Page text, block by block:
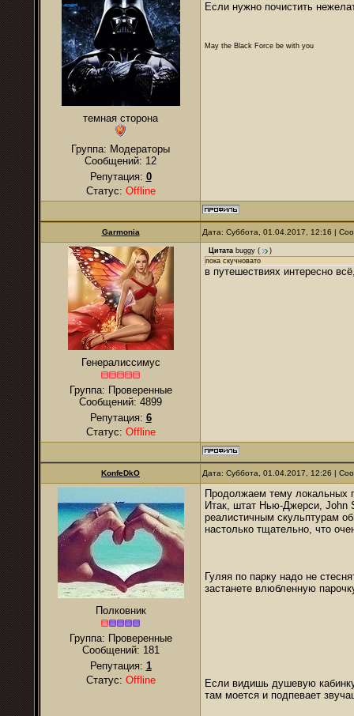
темная сторона
Группа: Модераторы
Сообщений: 12
Репутация: 0
Статус: Offline
Если нужно почистить
May the Black Force be with you
Garmonia Дата: Суббота, 01.04.2017, 12:16 |
Генералиссимус
Группа: Проверенные
Сообщений: 4899
Репутация: 6
Статус: Offline
Цитата buggy (
)
пока скучновато
в путешествиях интересно
KonfeDkO Дата: Суббота, 01.04.2017, 12:26 |
Полковник
Группа: Проверенные
Сообщений: 181
Репутация: 1
Статус: Offline
Продолжаем тему локальных
Итак, штат Нью-Джерси, John
реалистичным скульптурам
настолько тщательно, что
Гуляя по парку надо не
застанете влюбленную
Если видишь душевую
там моется и подпевает